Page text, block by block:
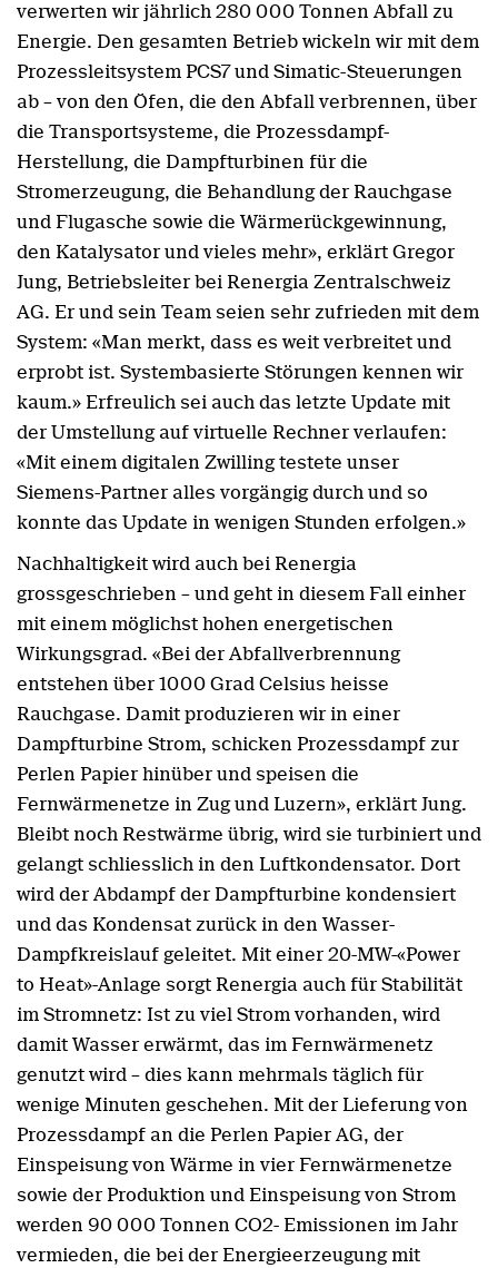
verwerten wir jährlich 280 000 Tonnen Abfall zu
Energie. Den gesamten Betrieb wickeln wir mit dem
Prozessleitsystem PCS7 und Simatic-Steuerungen
ab – von den Öfen, die den Abfall verbrennen, über
die Transportsysteme, die Prozessdampf-
Herstellung, die Dampfturbinen für die
Stromerzeugung, die Behandlung der Rauchgase
und Flugasche sowie die Wärmerückgewinnung,
den Katalysator und vieles mehr», erklärt Gregor
Jung, Betriebsleiter bei Renergia Zentralschweiz
AG. Er und sein Team seien sehr zufrieden mit dem
System: «Man merkt, dass es weit verbreitet und
erprobt ist. Systembasierte Störungen kennen wir
kaum.» Erfreulich sei auch das letzte Update mit
der Umstellung auf virtuelle Rechner verlaufen:
«Mit einem digitalen Zwilling testete unser
Siemens-Partner alles vorgängig durch und so
konnte das Update in wenigen Stunden erfolgen.»
Nachhaltigkeit wird auch bei Renergia
grossgeschrieben – und geht in diesem Fall einher
mit einem möglichst hohen energetischen
Wirkungsgrad. «Bei der Abfallverbrennung
entstehen über 1000 Grad Celsius heisse
Rauchgase. Damit produzieren wir in einer
Dampfturbine Strom, schicken Prozessdampf zur
Perlen Papier hinüber und speisen die
Fernwärmenetze in Zug und Luzern», erklärt Jung.
Bleibt noch Restwärme übrig, wird sie turbiniert und
gelangt schliesslich in den Luftkondensator. Dort
wird der Abdampf der Dampfturbine kondensiert
und das Kondensat zurück in den Wasser-
Dampfkreislauf geleitet. Mit einer 20-MW-«Power
to Heat»-Anlage sorgt Renergia auch für Stabilität
im Stromnetz: Ist zu viel Strom vorhanden, wird
damit Wasser erwärmt, das im Fernwärmenetz
genutzt wird – dies kann mehrmals täglich für
wenige Minuten geschehen. Mit der Lieferung von
Prozessdampf an die Perlen Papier AG, der
Einspeisung von Wärme in vier Fernwärmenetze
sowie der Produktion und Einspeisung von Strom
werden 90 000 Tonnen CO2- Emissionen im Jahr
vermieden, die bei der Energieerzeugung mit